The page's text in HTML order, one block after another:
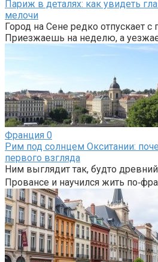
Париж в деталях: как увидеть
мелочи
Город на Сене редко отпускает с
Приезжаешь на неделю, а
Франция 0
Рим под солнцем Окситании:
первого взгляда
Ним выглядит так, будто
Провансе и научился жить